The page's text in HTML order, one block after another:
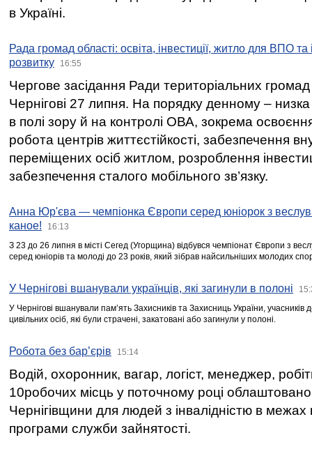
в Україні.
Рада громад області: освіта, інвестиції, житло для ВПО
розвитку
16:55
Чергове засідання Ради територіальних громад
Чернігові 27 липня. На порядку денному –
в полі зору й на контролі ОВА, зокрема освоєння
робота центрів життєстійкості, забезпечення
переміщених осіб житлом, розроблення
забезпечення сталого мобільного зв’язку.
Анна Юр'єва — чемпіонка Європи серед юніорок з
каное!
16:13
З 23 до 26 липня в місті Сегед (Угорщина) відбувся чемпіонат Європи з
серед юніорів та молоді до 23 років, який зібрав найсильніших молодих
У Чернігові вшанували українців, які загинули в полоні
У Чернігові вшанували пам’ять Захисників та Захисниць України,
цивільних осіб, які були страчені, закатовані або загинули у полоні.
Робота без бар’єрів 15:14
Водій, охоронник, вагар, логіст, менеджер,
10робочих місць у поточному році
Чернігівщини для людей з інвалідністю в межах
програми служби зайнятості.